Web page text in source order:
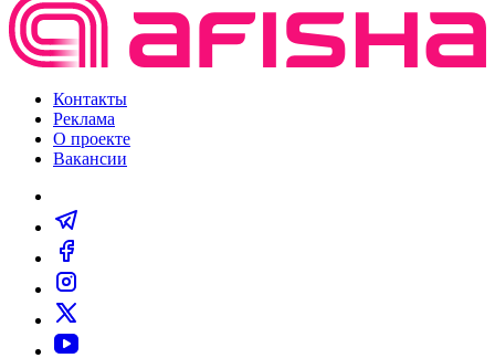
Контакты
Реклама
О проекте
Вакансии